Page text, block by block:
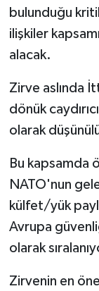
bulunduğu
ilişkiler
alacak.
Zirve aslında
dönük
olarak
Bu kapsamda
NATO'nun
külfet/yük
Avrupa
olarak
Zirvenin en